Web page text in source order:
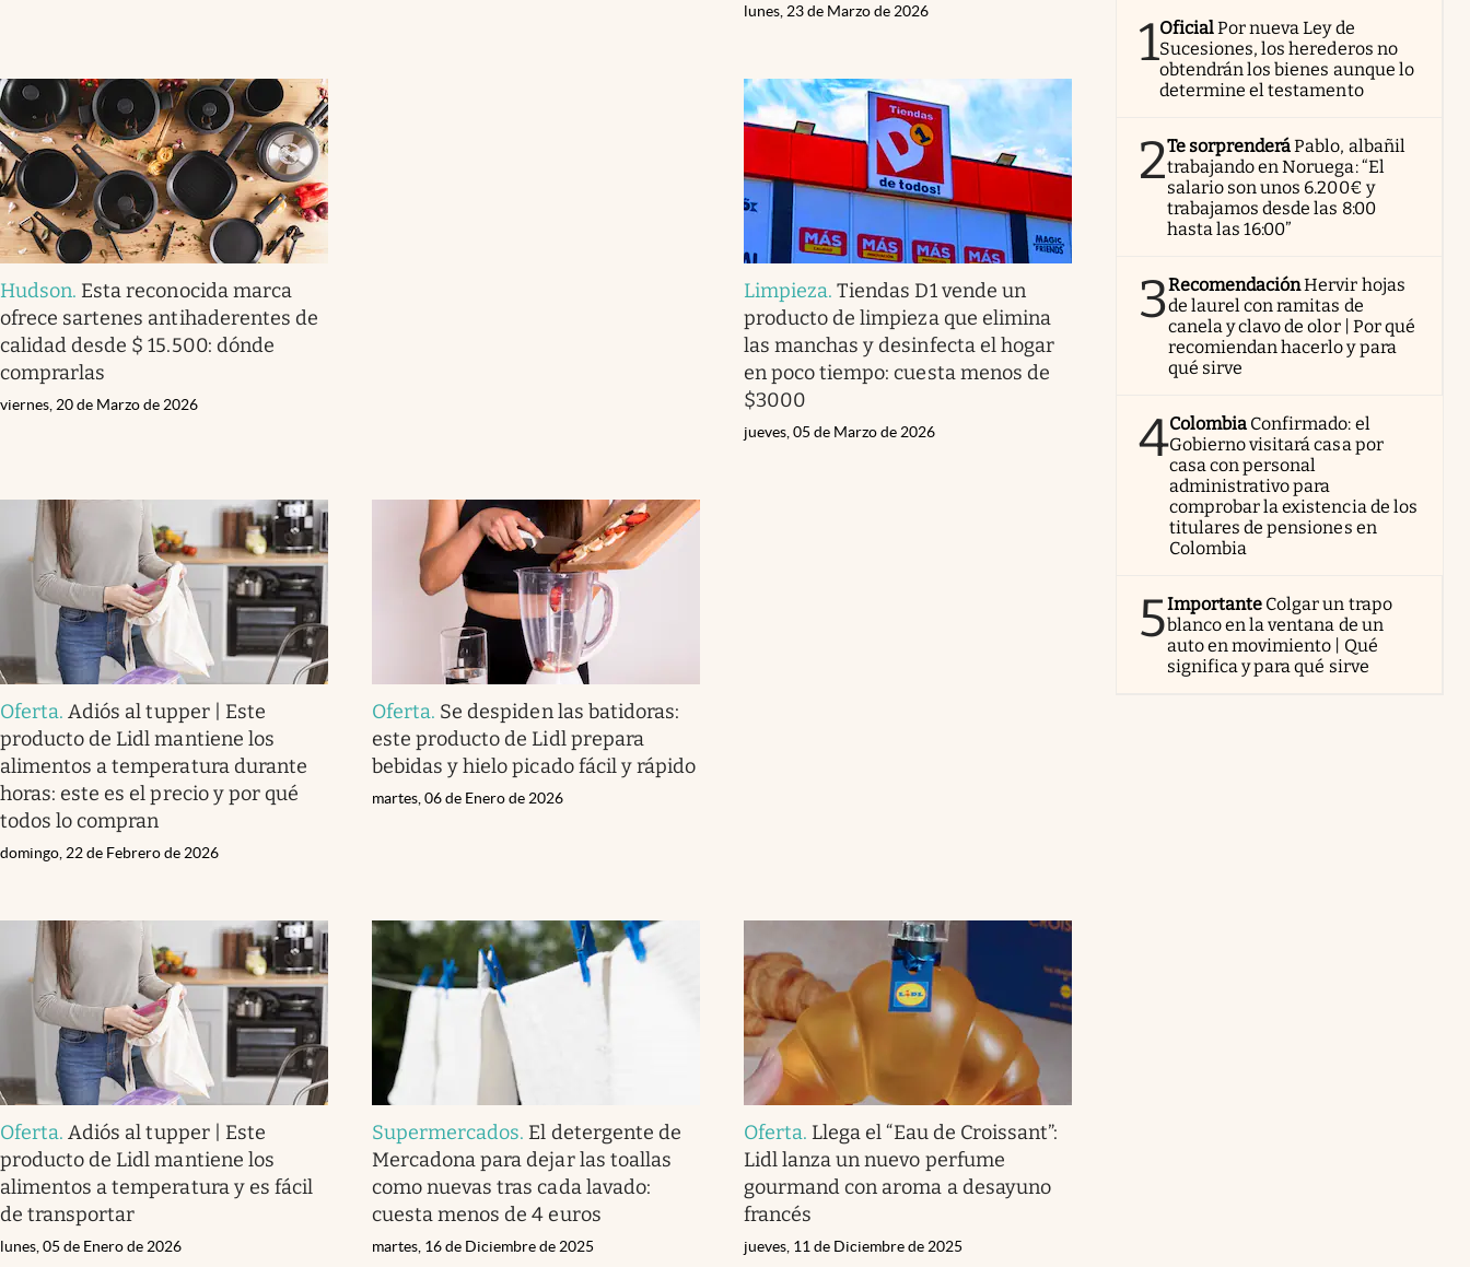
lunes, 23 de Marzo de 2026
Hudson. Esta reconocida marca
ofrece sartenes antihaderentes de
calidad desde $ 15.500: dónde
comprarlas
viernes, 20 de Marzo de 2026
Limpieza.Tiendas D1 vende un
producto de limpieza que elimina
las manchas y desinfecta el hogar
en poco tiempo: cuesta menos de
$3000
jueves, 05 de Marzo de 2026
Oferta.Adiós al tupper | Este
producto de Lidl mantiene los
alimentos a temperatura durante
horas: este es el precio y por qué
todos lo compran
domingo, 22 de Febrero de 2026
Oferta. Se despiden las batidoras:
este producto de Lidl prepara
bebidas y hielo picado fácil y rápido
martes, 06 de Enero de 2026
Oferta.Adiós al tupper | Este
producto de Lidl mantiene los
alimentos a temperatura y es fácil
de transportar
lunes, 05 de Enero de 2026
Supermercados. El detergente de
Mercadona para dejar las toallas
como nuevas tras cada lavado:
cuesta menos de 4 euros
martes, 16 de Diciembre de 2025
Oferta. Llega el “Eau de Croissant”:
Lidl lanza un nuevo perfume
gourmand con aroma a desayuno
francés
jueves, 11 de Diciembre de 2025
1OficialPor nueva Ley de
Sucesiones, los herederos no
obtendrán los bienes aunque lo
determine el testamento
2Te sorprenderáPablo, albañil
trabajando en Noruega: “El
salario son unos 6.200€ y
trabajamos desde las 8:00
hasta las 16:00”
3RecomendaciónHervir hojas
de laurel con ramitas de
canela y clavo de olor | Por qué
recomiendan hacerlo y para
qué sirve
4Colombia Confirmado: el
Gobierno visitará casa por
casa con personal
administrativo para
comprobar la existencia de los
titulares de pensiones en
Colombia
5Importante Colgar un trapo
blanco en la ventana de un
auto en movimiento | Qué
significa y para qué sirve